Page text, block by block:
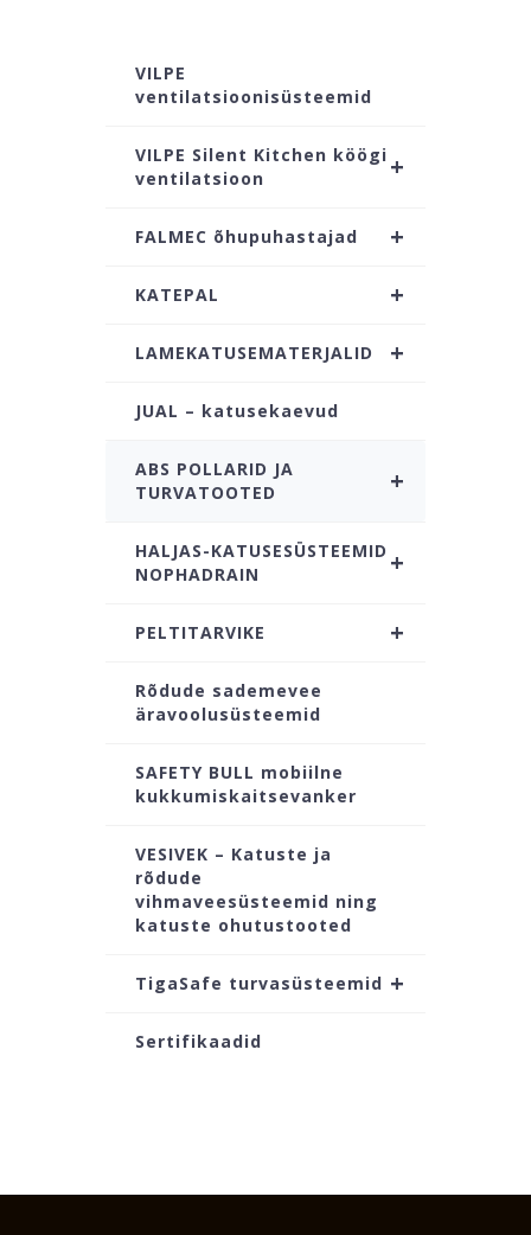
VILPE
ventilatsioonisüsteemid
+
VILPE Silent Kitchen köögi
ventilatsioon
+
FALMEC õhupuhastajad
+
KATEPAL
+
LAMEKATUSEMATERJALID
JUAL – katusekaevud
+
ABS POLLARID JA
TURVATOOTED
+
HALJAS-KATUSESÜSTEEMID
NOPHADRAIN
+
PELTITARVIKE
Rõdude sademevee
äravoolusüsteemid
SAFETY BULL mobiilne
kukkumiskaitsevanker
VESIVEK – Katuste ja
rõdude
vihmaveesüsteemid ning
katuste ohutustooted
+
TigaSafe turvasüsteemid
Sertifikaadid